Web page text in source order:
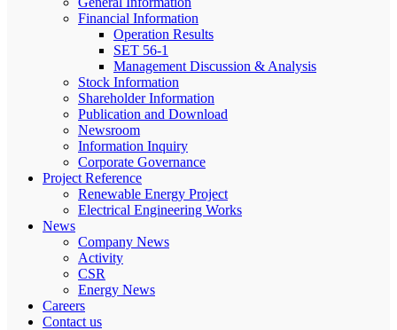
Financial Information
Operation Results
SET 56-1
Management Discussion & Analysis
Stock Information
Shareholder Information
Publication and Download
Newsroom
Information Inquiry
Corporate Governance
Project Reference
Renewable Energy Project
Electrical Engineering Works
News
Company News
Activity
CSR
Energy News
Careers
Contact us